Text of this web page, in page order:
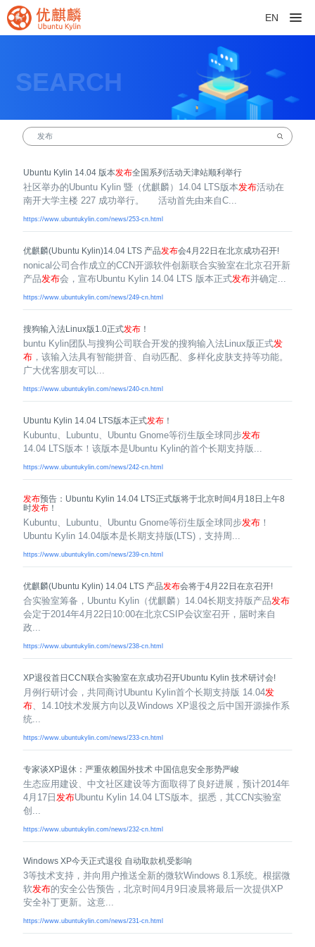
EN
SEARCH
Ubuntu Kylin 14.04 版本发布全国系列活动天津站顺利举行
社区举办的Ubuntu Kylin 暨（优麒麟）14.04 LTS版本发布活动在
南开大学主楼 227 成功举行。 活动首先由来自C...
https://www.ubuntukylin.com/news/253-cn.html
优麒麟(Ubuntu Kylin)14.04 LTS 产品发布会4月22日在北京成功召开!
nonical公司合作成立的CCN开源软件创新联合实验室在北京召开新
产品发布会，宣布Ubuntu Kylin 14.04 LTS 版本正式发布并确定...
https://www.ubuntukylin.com/news/249-cn.html
搜狗输入法Linux版1.0正式发布 ！
buntu Kylin团队与搜狗公司联合开发的搜狗输入法Linux版正式发
布 ，该输入法具有智能拼音、自动匹配、多样化皮肤支持等功能。
广大优客朋友可以...
https://www.ubuntukylin.com/news/240-cn.html
Ubuntu Kylin 14.04 LTS版本正式发布 ！
Kubuntu、Lubuntu、Ubuntu Gnome等衍生版全球同步发布
14.04 LTS版本！该版本是Ubuntu Kylin的首个长期支持版...
https://www.ubuntukylin.com/news/242-cn.html
发布预告：Ubuntu Kylin 14.04 LTS正式版将于北京时间4月18日上午8
时发布 ！
Kubuntu、Lubuntu、Ubuntu Gnome等衍生版全球同步发布 ！
Ubuntu Kylin 14.04版本是长期支持版(LTS)，支持周...
https://www.ubuntukylin.com/news/239-cn.html
优麒麟(Ubuntu Kylin) 14.04 LTS 产品发布会将于4月22日在京召开!
合实验室筹备，Ubuntu Kylin（优麒麟）14.04长期支持版产品发布
会定于2014年4月22日10:00在北京CSIP会议室召开，届时来自
政...
https://www.ubuntukylin.com/news/238-cn.html
XP退役首日CCN联合实验室在京成功召开Ubuntu Kylin 技术研讨会!
月例行研讨会，共同商讨Ubuntu Kylin首个长期支持版 14.04发
布、14.10技术发展方向以及Windows XP退役之后中国开源操作系
统...
https://www.ubuntukylin.com/news/233-cn.html
专家谈XP退休：严重依赖国外技术 中国信息安全形势严峻
生态应用建设、中文社区建设等方面取得了良好进展，预计2014年
4月17日发布Ubuntu Kylin 14.04 LTS版本。据悉，其CCN实验室
创...
https://www.ubuntukylin.com/news/232-cn.html
Windows XP今天正式退役 自动取款机受影响
3等技术支持，并向用户推送全新的微软Windows 8.1系统。根据微
软发布的安全公告预告，北京时间4月9日凌晨将最后一次提供XP
安全补丁更新。这意...
https://www.ubuntukylin.com/news/231-cn.html